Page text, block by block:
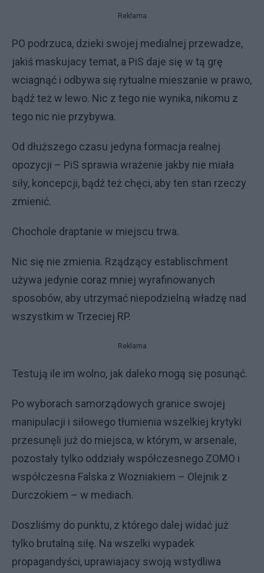
Reklama
PO podrzuca, dzieki swojej medialnej przewadze,
jakiś maskujacy temat, a PiS daje się w tą grę
wciagnąć i odbywa się rytualne mieszanie w prawo,
bądź też w lewo. Nic z tego nie wynika, nikomu z
tego nic nie przybywa.
Od dłuższego czasu jedyna formacja realnej
opozycji – PiS sprawia wrażenie jakby nie miała
siły, koncepcji, bądź też chęci, aby ten stan rzeczy
zmienić.
Chochole draptanie w miejscu trwa.
Nic się nie zmienia. Rządzący establischment
używa jedynie coraz mniej wyrafinowanych
sposobów, aby utrzymać niepodzielną władzę nad
wszystkim w Trzeciej RP.
Reklama
Testują ile im wolno, jak daleko mogą się posunąć.
Po wyborach samorządowych granice swojej
manipulacji i siłowego tłumienia wszelkiej krytyki
przesunęli już do miejsca, w którym, w arsenale,
pozostały tylko oddziały współczesnego ZOMO i
współczesna Falska z Wozniakiem – Olejnik z
Durczokiem – w mediach.
Doszliśmy do punktu, z którego dalej widać już
tylko brutalną siłę. Na wszelki wypadek
propagandyści, uprawiajacy swoją wstydliwa